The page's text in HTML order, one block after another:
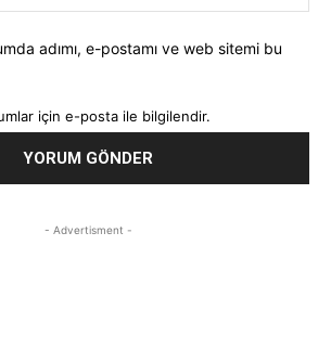
adımı, e-postamı ve web sitemi bu
için e-posta ile bilgilendir.
- Advertisment -